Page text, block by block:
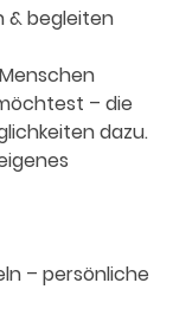
& begleiten
– die
dazu.
– persönliche